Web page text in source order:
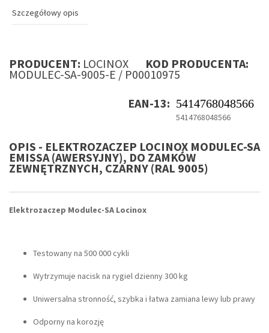
Szczegółowy opis
PRODUCENT: LOCINOX KOD PRODUCENTA:
MODULEC-SA-9005-E / P00010975
EAN-13: 5414768048566
5414768048566
OPIS - ELEKTROZACZEP LOCINOX MODULEC-SA
EMISSA (AWERSYJNY), DO ZAMKÓW
ZEWNĘTRZNYCH, CZARNY (RAL 9005)
Elektrozaczep Modulec-SA Locinox
Testowany na 500 000 cykli
Wytrzymuje nacisk na rygiel dzienny 300 kg
Uniwersalna stronność, szybka i łatwa zamiana lewy lub prawy
Odporny na korozję